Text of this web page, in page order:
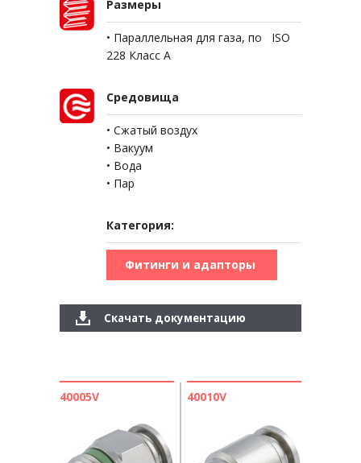
Размеры
• Параллельная для газа, по ISO
228 Класс A
Средовища
• Сжатый воздух
• Вакуум
• Вода
• Пар
Категория:
Фитинги и адапторы
Скачать документацию
40005V 40010V